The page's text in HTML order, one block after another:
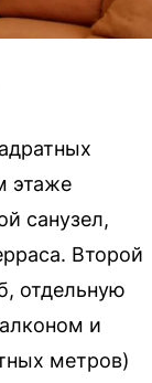
этаже
санузел,
Второй
отдельную
и
метров)